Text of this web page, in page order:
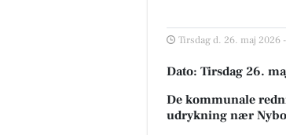
Tirsdag d. 26. maj 2026
Dato: Tirsdag 26.
De kommunale
udrykning nær